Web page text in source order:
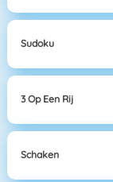
Sudoku
3 Op Een Rij
Schaken